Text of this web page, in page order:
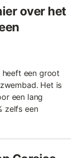
over het
heeft een groot
Het is
een lang
zelfs een